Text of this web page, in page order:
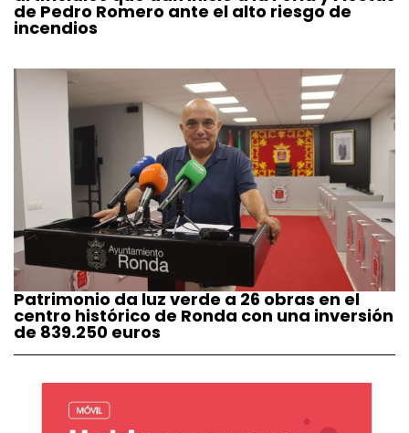
de Pedro Romero ante el alto riesgo de
incendios
Patrimonio da luz verde a 26 obras en el
centro histórico de Ronda con una inversión
de 839.250 euros